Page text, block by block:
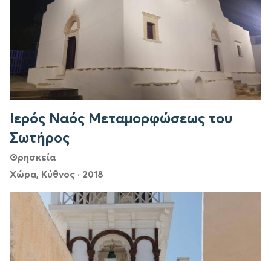
Ιερός Ναός Μεταμορφώσεως του
Σωτήρος
Θρησκεία
Χώρα, Κύθνος · 2018